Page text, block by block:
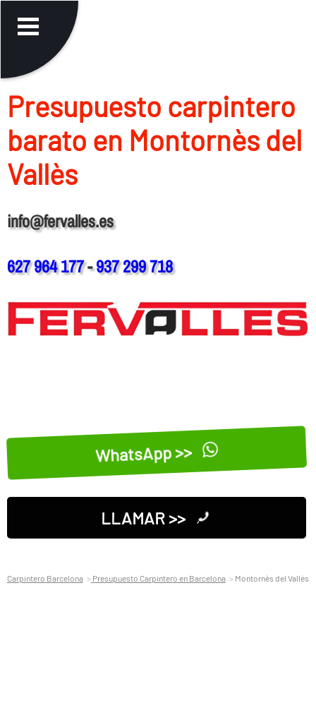
Presupuesto carpintero
barato en Montornès del
Vallès
info@fervalles.es
627 964 177-937 299 718
WhatsApp >>
LLAMAR >>
Carpintero Barcelona Presupuesto Carpintero en Barcelona Montornès del Vallès